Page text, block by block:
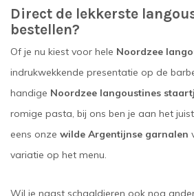
Direct de lekkerste
bestellen?
Of je nu kiest voor hele Noordzee
indrukwekkende presentatie op de
handige Noordzee langoustines
romige pasta, bij ons ben je aan het
eens onze wilde Argentijnse garnalen
variatie op het menu.
Wil je naast schaaldieren ook nog